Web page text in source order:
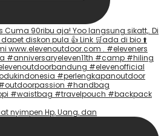
nyimpen Hp, Uang, dan